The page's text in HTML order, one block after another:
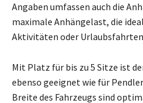
Angaben umfassen auch die
maximale Anhängelast, die
Aktivitäten oder
Mit Platz für bis zu 5 Sitze ist
ebenso geeignet wie für
Breite des Fahrzeugs sind